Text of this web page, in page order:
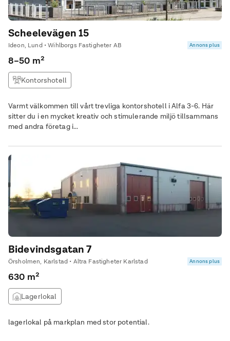
Scheelevägen 15
Ideon, Lund • Wihlborgs Fastigheter AB Annons plus
8–50 m²
Kontorshotell
Varmt välkommen till vårt trevliga kontorshotell i Alfa 3-6. Här
sitter du i en mycket kreativ och stimulerande miljö tillsammans
med andra företag i...
Bidevindsgatan 7
Örsholmen, Karlstad • Altra Fastigheter Karlstad Annons plus
630 m²
Lagerlokal
lagerlokal på markplan med stor potential.